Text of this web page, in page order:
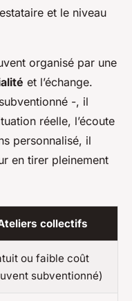
et le niveau
organisé par une
et l’échange.
-, il
réelle, l’écoute
personnalisé, il
en tirer pleinement
collectifs
ou faible coût
subventionné)